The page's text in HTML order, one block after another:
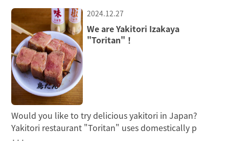
2024.12.27
We are Yakitori Izakaya
"Toritan"！
Would you like to try delicious yakitori in Japan?
Yakitori restaurant "Toritan" uses domestically p
···